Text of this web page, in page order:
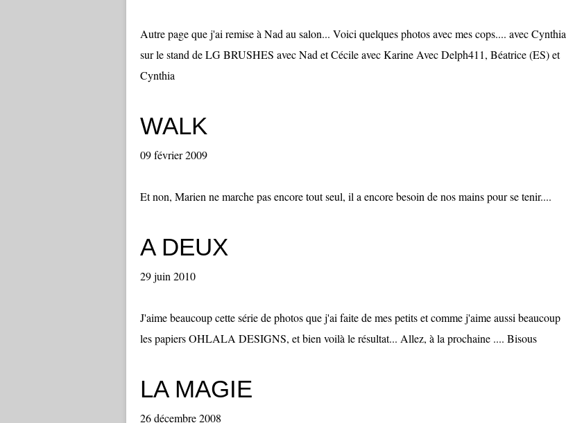
Autre page que j'ai remise à Nad au salon... Voici quelques photos avec mes cops.... avec Cynthia
sur le stand de LG BRUSHES avec Nad et Cécile avec Karine Avec Delph411, Béatrice (ES) et
Cynthia
WALK
09 février 2009
Et non, Marien ne marche pas encore tout seul, il a encore besoin de nos mains pour se tenir....
A DEUX
29 juin 2010
J'aime beaucoup cette série de photos que j'ai faite de mes petits et comme j'aime aussi beaucoup
les papiers OHLALA DESIGNS, et bien voilà le résultat... Allez, à la prochaine .... Bisous
LA MAGIE
26 décembre 2008